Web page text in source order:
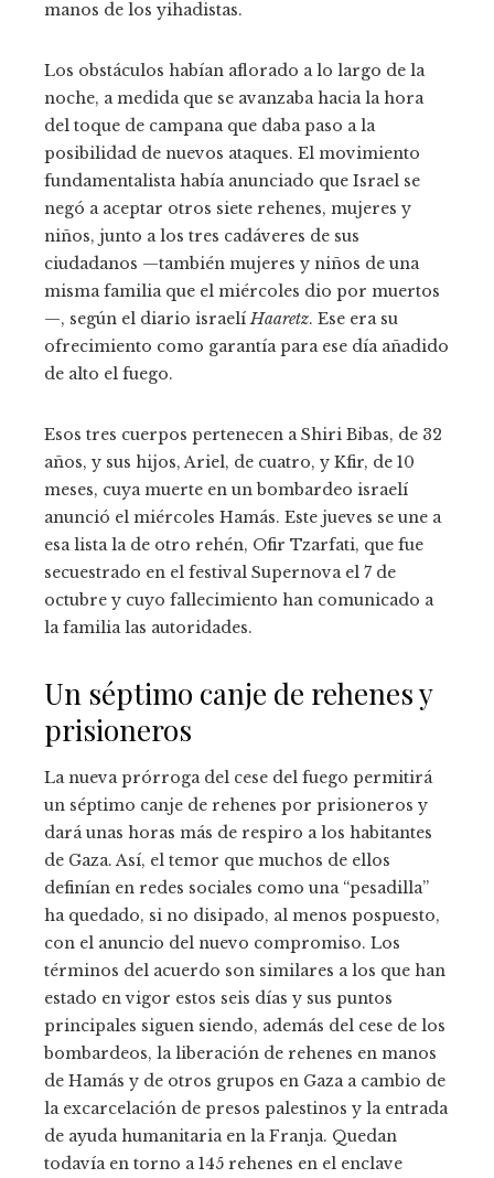
manos de los yihadistas.
Los obstáculos habían aflorado a lo largo de la
noche, a medida que se avanzaba hacia la hora
del toque de campana que daba paso a la
posibilidad de nuevos ataques. El movimiento
fundamentalista había anunciado que Israel se
negó a aceptar otros siete rehenes, mujeres y
niños, junto a los tres cadáveres de sus
ciudadanos —también mujeres y niños de una
misma familia que el miércoles dio por muertos
—, según el diario israelíHaaretz. Ese era su
ofrecimiento como garantía para ese día añadido
de alto el fuego.
Esos tres cuerpos pertenecen a Shiri Bibas, de 32
años, y sus hijos, Ariel, de cuatro, y Kfir, de 10
meses, cuya muerte en un bombardeo israelí
anunció el miércoles Hamás. Este jueves se une a
esa lista la de otro rehén, Ofir Tzarfati, que fue
secuestrado en el festival Supernova el 7 de
octubre y cuyo fallecimiento han comunicado a
la familia las autoridades.
Un séptimo canje de rehenes y
prisioneros
La nueva prórroga del cese del fuego permitirá
un séptimo canje de rehenes por prisioneros y
dará unas horas más de respiro a los habitantes
de Gaza. Así, el temor que muchos de ellos
definían en redes sociales como una “pesadilla”
ha quedado, si no disipado, al menos pospuesto,
con el anuncio del nuevo compromiso. Los
términos del acuerdo son similares a los que han
estado en vigor estos seis días y sus puntos
principales siguen siendo, además del cese de los
bombardeos, la liberación de rehenes en manos
de Hamás y de otros grupos en Gaza a cambio de
la excarcelación de presos palestinos y la entrada
de ayuda humanitaria en la Franja. Quedan
todavía en torno a 145 rehenes en el enclave